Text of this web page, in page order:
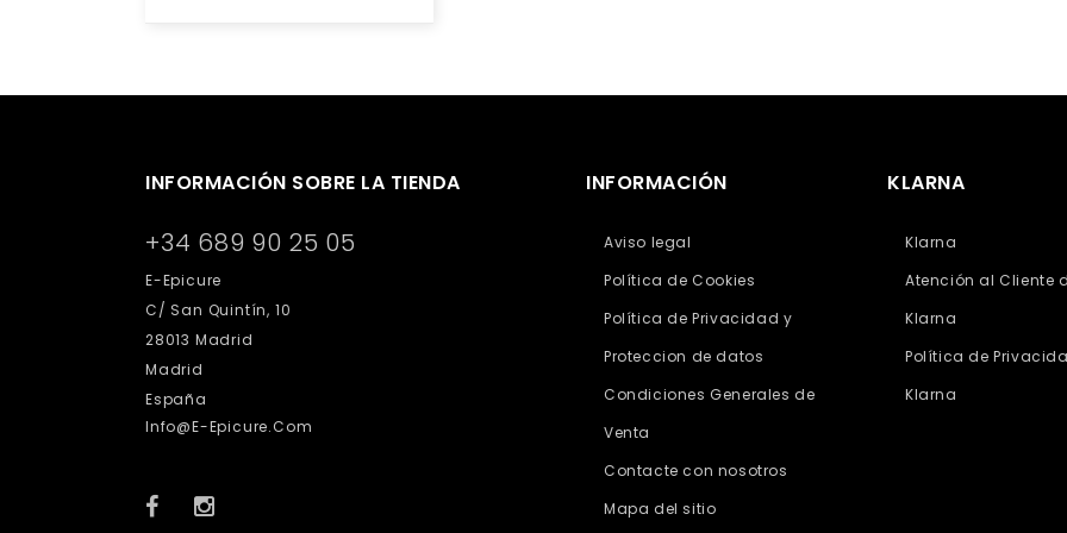
INFORMACIÓN SOBRE LA TIENDA
+34 689 90 25 05
E-Epicure
C/ San Quintín, 10
28013 Madrid
Madrid
España
Info@e-Epicure.com
INFORMACIÓN
Aviso legal
Política de Cookies
Política de Privacidad y
Proteccion de datos
Condiciones Generales de
Venta
Contacte con nosotros
Mapa del sitio
KLARNA
Klarna
Atención al Cliente
Klarna
Política de
Klarna